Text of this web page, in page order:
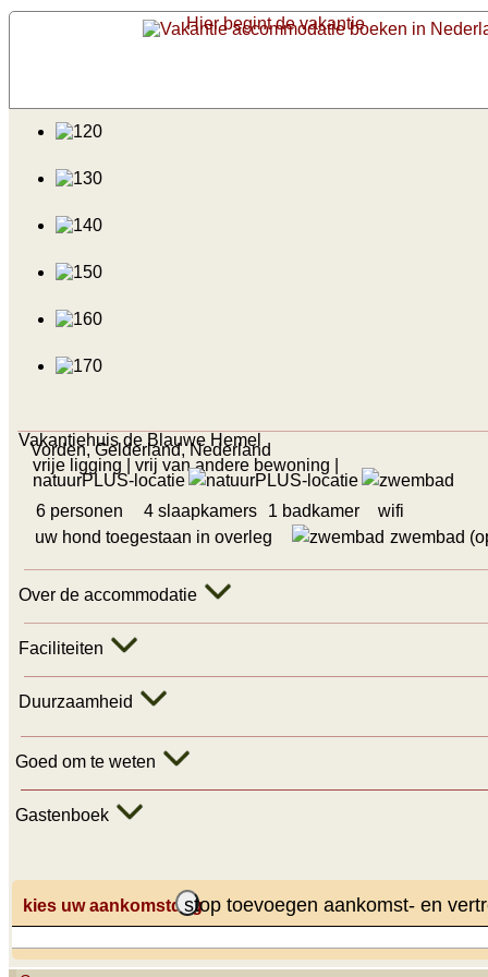
Hier begint de vakantie
Vakantiehuis de Blauwe Hemel
Vorden, Gelderland, Nederland
vrije ligging
| vrij van andere bewoning
natuurPLUS-locatie
6 personen
4 slaapkamers 1 badkamer
wifi
uw hond toegestaan in overleg
zwembad
Over de accommodatie
Faciliteiten
Duurzaamheid
Goed om te weten
Gastenboek
kies uw aankomstdagstop toevoegen aankomst- en